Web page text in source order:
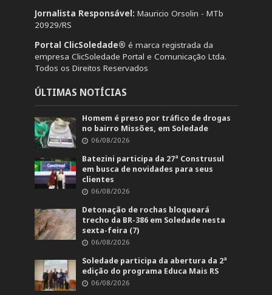
Jornalista Responsável: Mauricio Orsolin - MTb
20929/RS
Portal ClicSoledade® é marca registrada da
empresa ClicSoledade Portal e Comunicação Ltda.
Todos os Direitos Reservados
ÚLTIMAS NOTÍCIAS
Homem é preso por tráfico de drogas
no bairro Missões, em Soledade
06/08/2026
Batezini participa da 27ª Construsul
em busca de novidades para seus
clientes
06/08/2026
Detonação de rochas bloqueará
trecho da BR-386 em Soledade nesta
sexta-feira (7)
06/08/2026
Soledade participa da abertura da 2ª
edição do programa Educa Mais RS
06/08/2026